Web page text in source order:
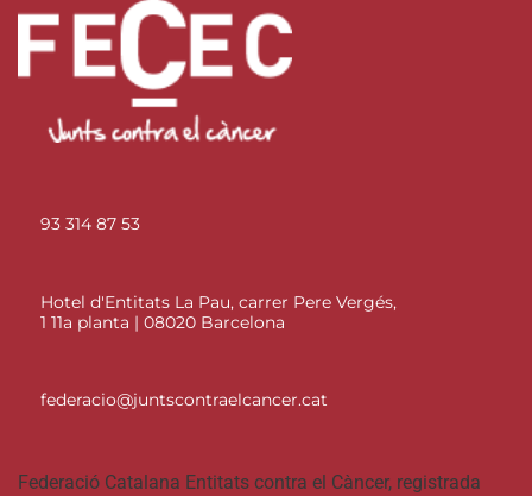
93 314 87 53
Hotel d'Entitats La Pau, carrer Pere Vergés,
1 11a planta | 08020 Barcelona
federacio@juntscontraelcancer.cat
Federació Catalana Entitats contra el Càncer, registrada